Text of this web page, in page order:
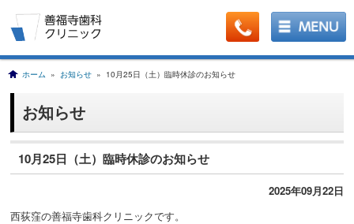
ホーム » お知らせ » 10月25日（土）臨時休診のお知らせ
お知らせ
10月25日（土）臨時休診のお知らせ
2025年09月22日
西荻窪の善福寺歯科クリニックです。